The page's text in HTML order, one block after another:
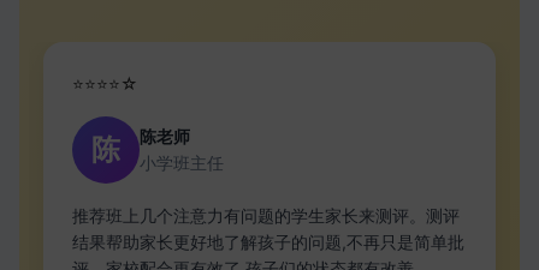
⭐⭐⭐⭐☆
陈
陈老师
小学班主任
推荐班上几个注意力有问题的学生家长来测评。测评
结果帮助家长更好地了解孩子的问题,不再只是简单批